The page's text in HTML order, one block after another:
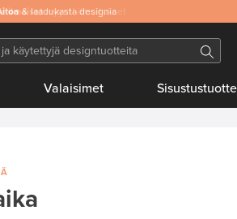
& laadukasta designia
Valaisimet